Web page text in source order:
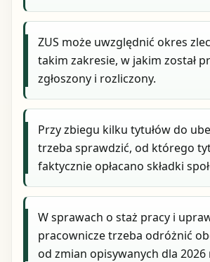
ZUS może uwzględnić okres
takim zakresie, w jakim został
zgłoszony i rozliczony.
Przy zbiegu kilku tytułów do
trzeba sprawdzić, od którego
faktycznie opłacano składki
W sprawach o staż pracy i
pracownicze trzeba odróżnić
od zmian opisywanych dla 2026